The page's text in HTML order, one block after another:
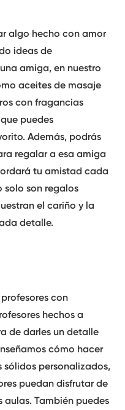
algo hecho con amor
ideas de
amiga, en nuestro
aceites de masaje
con fragancias
puedes
Además, podrás
regalar a esa amiga
tu amistad cada
solo son regalos
el cariño y la
detalle.
con
hechos a
de darles un detalle
cómo hacer
personalizados,
puedan disfrutar de
También puedes